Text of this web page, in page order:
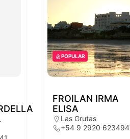
POPULAR
FROILAN IRMA
ELISA
Las Grutas
+54 9 2920 623494